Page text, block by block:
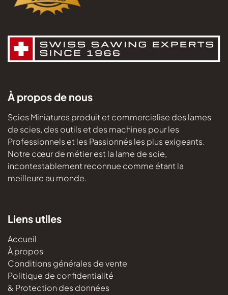
Liens utiles
Accueil
À propos
Conditions générales de vente
Politique de confidentialité
& Protection des données
À propos de nous
Scies Miniatures produit et commercialise des lames
de scies, des outils et des machines pour les
Professionnels et les Passionnés les plus exigeants.
Notre cœur de métier est la lame de scie,
incontestablement reconnue comme étant la
meilleure au monde.